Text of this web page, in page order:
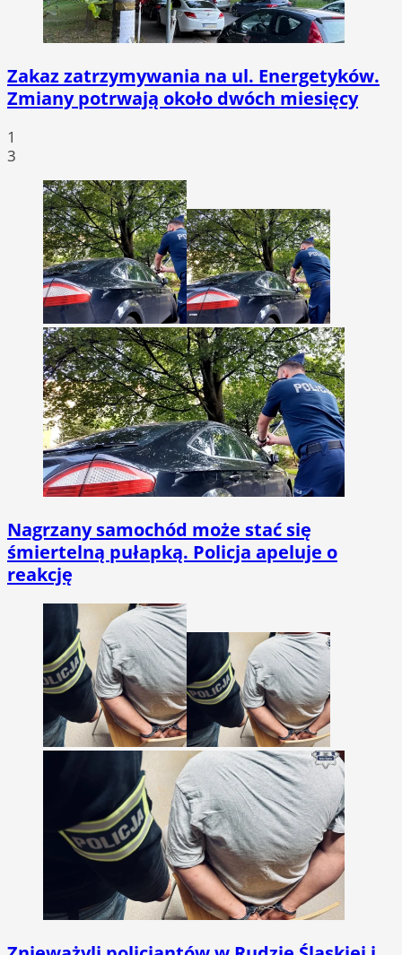
Zakaz zatrzymywania na ul. Energetyków.
Zmiany potrwają około dwóch miesięcy
1
3
Nagrzany samochód może stać się
śmiertelną pułapką. Policja apeluje o
reakcję